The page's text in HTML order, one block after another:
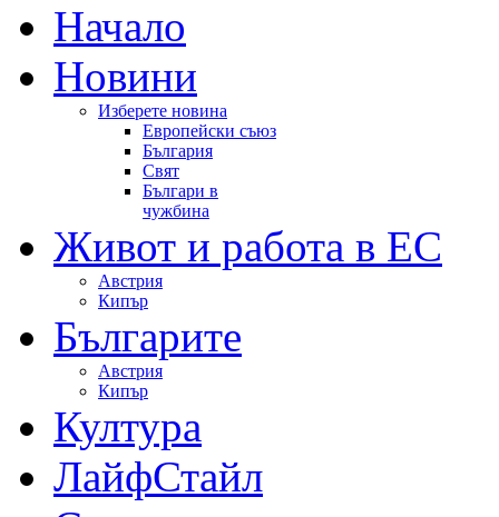
Начало
Новини
Изберете новина
Европейски съюз
България
Свят
Българи в
чужбина
Живот и работа в ЕС
Австрия
Кипър
Българите
Австрия
Кипър
Култура
ЛайфСтайл